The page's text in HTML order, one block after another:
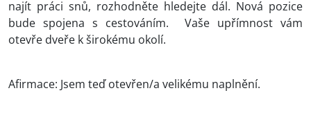
najít práci snů, rozhodněte hledejte dál. Nová pozice
bude spojena s cestováním. Vaše upřímnost vám
otevře dveře k širokému okolí.
Afirmace: Jsem teď otevřen/a velikému naplnění.